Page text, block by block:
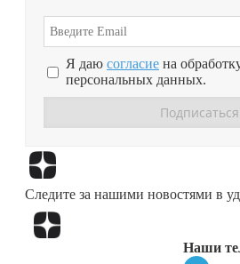
Я даю согласие на
персональных данных.
Следите за нашими новостями в
Наши